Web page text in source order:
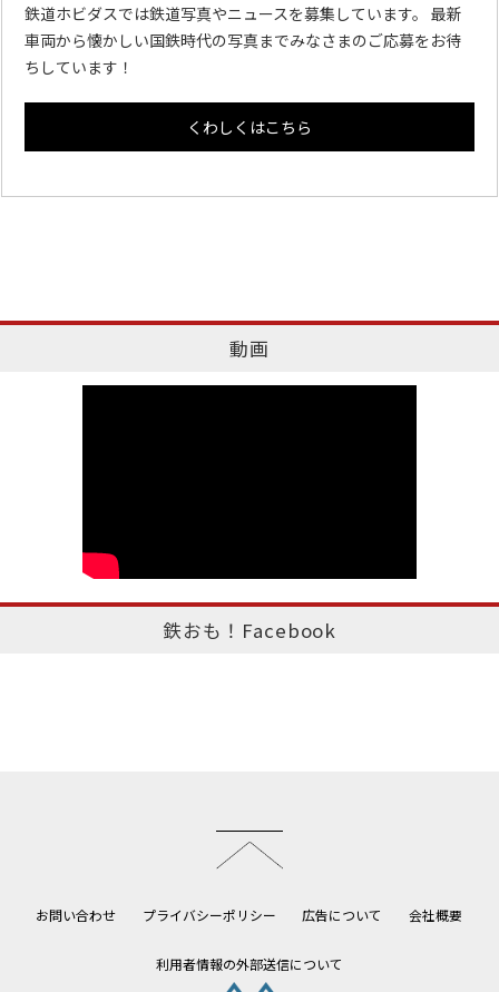
鉄道ホビダスでは鉄道写真やニュースを募集しています。 最新
車両から懐かしい国鉄時代の写真までみなさまのご応募をお待
ちしています！
くわしくはこちら
動画
鉄おも！Facebook
お問い合わせ プライバシーポリシー 広告について 会社概要
利用者情報の外部送信について